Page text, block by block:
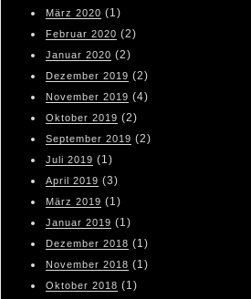
März 2020 (1)
Februar 2020 (2)
Januar 2020 (2)
Dezember 2019 (2)
November 2019 (4)
Oktober 2019 (2)
September 2019 (2)
Juli 2019 (1)
April 2019 (3)
März 2019 (1)
Januar 2019 (1)
Dezember 2018 (1)
November 2018 (1)
Oktober 2018 (1)